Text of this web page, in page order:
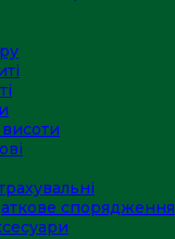
висоти
спорядження